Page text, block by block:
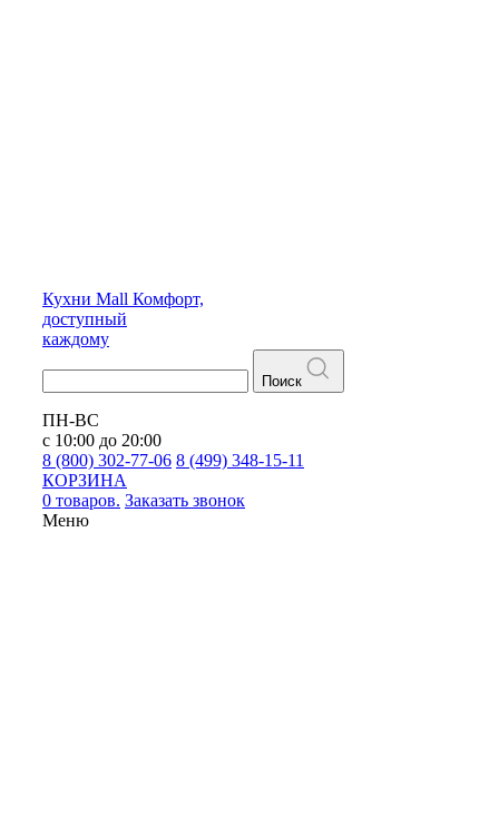
Кухни Mall Комфорт,
доступный
каждому
Поиск
ПН-ВС
с 10:00 до 20:00
8 (800) 302-77-06 8 (499) 348-15-11
КОРЗИНА
0 товаров. Заказать звонок
Меню